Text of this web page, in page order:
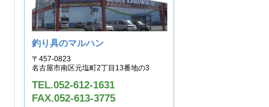
釣り具のマルハン
〒457-0823
名古屋市南区元塩町2丁目13番地の3
TEL.052-612-1631
FAX.052-613-3775